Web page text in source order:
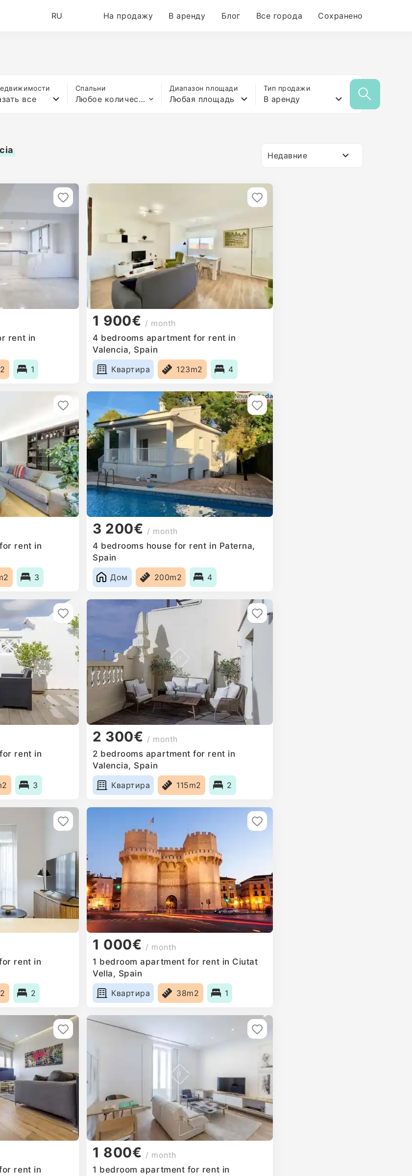
RU На продажу В аренду Блог Все города Сохранено
все
Спальни
Любое количество спален
Диапазон площади
Любая площадь
Тип продажи
В аренду
Недавние
rent in
1
1 900€ / month
4 bedrooms apartment for rent in
Valencia, Spain
Квартира
123m2 4
rent in
3
3 200€ / month
4 bedrooms house for rent in Paterna,
Spain
Дом
200m2 4
rent in
3
2 300€ / month
2 bedrooms apartment for rent in
Valencia, Spain
Квартира
115m2 2
rent in
2
1 000€ / month
1 bedroom apartment for rent in Ciutat
Vella, Spain
Квартира
38m2 1
rent in
1 800€ / month
1 bedroom apartment for rent in